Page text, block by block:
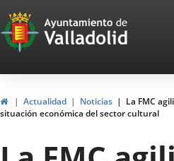
Portal
Web
del
Ayuntamiento
de
InicioActualidad Noticias
La FMC
situación económica del sector cultural